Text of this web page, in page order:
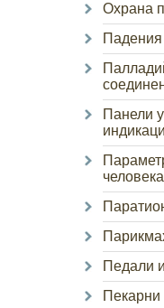
Охрана
Падения
Панели
человека
Педали
Пекарни